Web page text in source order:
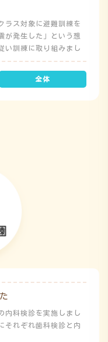
ラス対象に避難訓練を
が発生した」という想
い訓練に取り組みまし
数確認をした後、各ク
しました。 ※当園は、
定（敷地面積が広いた
内科検診を実施しまし
それぞれ歯科検診と内